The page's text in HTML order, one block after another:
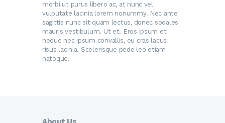
morbi ut purus libero ac, at nunc vel
vulputate lacinia lorem nonummy. Nec ante
sagittis nunc sit quam lectus, donec sodales
mauris vestibulum. Ut et. Eros ipsum et
neque nec ipsum convallis, eu cras lacus
risus lacinia. Scelerisque pede leo etiam
natoque.